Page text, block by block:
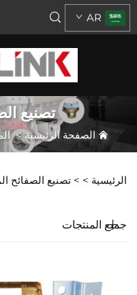
AR
تصنيع
الصفحة الرئيسية>
الرئيسية > > تصنيع الصفائح
جميع المنتجات